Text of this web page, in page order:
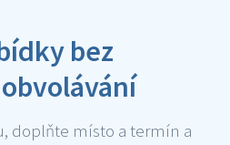
bez
doplňte místo a termín a